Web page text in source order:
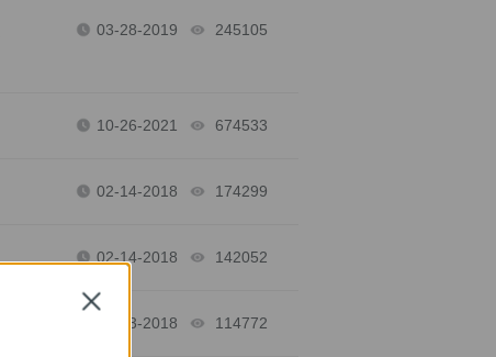
03-28-2019 245105
10-26-2021 674533
02-14-2018 174299
02-14-2018 142052
06-13-2018 114772
Close